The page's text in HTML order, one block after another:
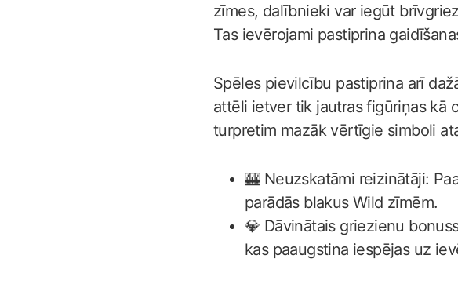
zīmes, dalībnieki var iegūt
Tas ievērojami pastiprina
Spēles pievilcību pastiprina arī
attēli ietver tik jautras figūriņas kā
turpretim mazāk vērtīgie simboli
🎰 Neuzskatāmi reizinātāji:
parādās blakus Wild zīmēm.
💎 Dāvinātais griezienu
kas paaugstina iespējas uz